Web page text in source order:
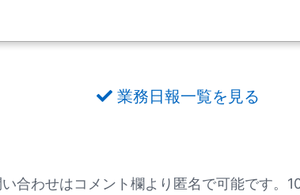
業務日報一覧を見る
合わせはコメント欄より匿名で可能です。